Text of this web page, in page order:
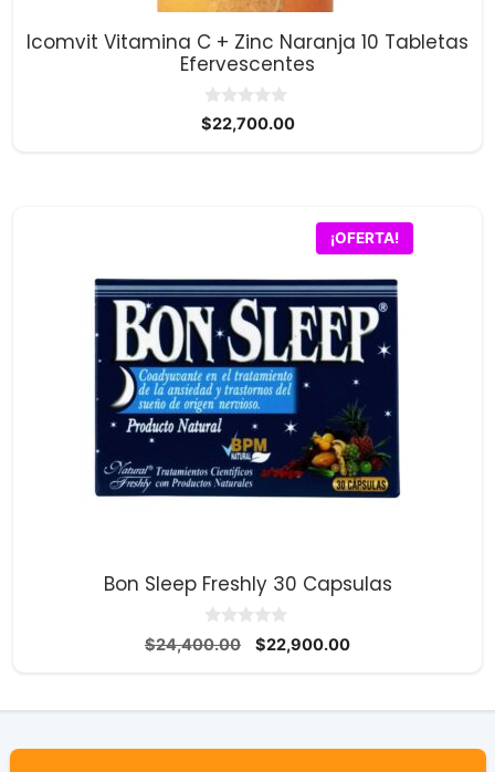
Icomvit Vitamina C + Zinc Naranja 10 Tabletas
Efervescentes
0
d
$22,700.00
¡OFERTA!
Bon Sleep Freshly 30 Capsulas
0
d
$24,400.00
El
era:
$22,900.00El
es: